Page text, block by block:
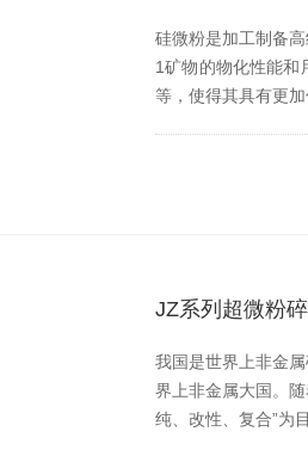
硅微粉是加工制备高
1矿物的物化性能和用
等，使得其具有更
JZ系列超微粉
我国是世界上非金属
界上非金属大国。
纯、改性、复合”为